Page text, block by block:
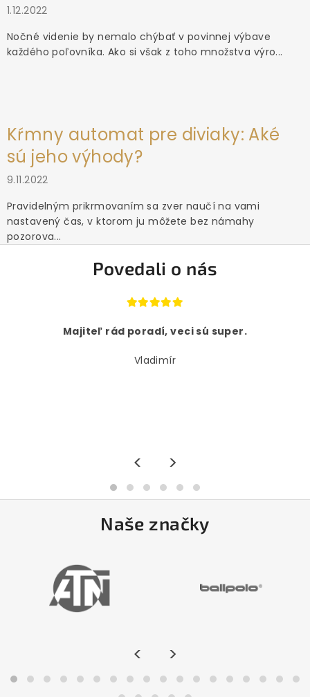
1.12.2022
Nočné videnie by nemalo chýbať v povinnej výbave
každého poľovníka. Ako si však z toho množstva výro...
Kŕmny automat pre diviaky: Aké
sú jeho výhody?
9.11.2022
Pravidelným prikrmovaním sa zver naučí na vami
nastavený čas, v ktorom ju môžete bez námahy
pozorova...
Povedali o nás
Majiteľ rád poradí, veci sú super.
Vladimír
< >
Naše značky
< >